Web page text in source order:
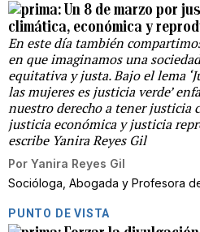
Un 8 de marzo por
climática, económica y
En este día también
en que imaginamos una
equitativa y justa. Bajo el lema
las mujeres es justicia verde’
nuestro derecho a tener justicia
justicia económica y justicia
escribe Yanira Reyes Gil
Por Yanira Reyes Gil
Socióloga, Abogada y Profesora
PUNTO DE VISTA